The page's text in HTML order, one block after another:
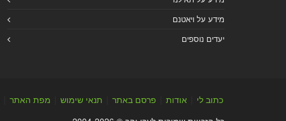
מידע על ויאטנם
יעדים נוספים
כתוב לי אודות פרסם באתר תנאי שימוש מפת האתר